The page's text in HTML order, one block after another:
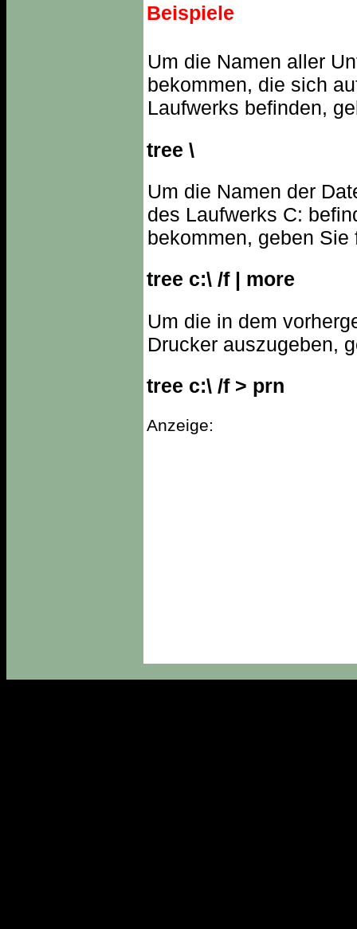
Beispiele
Um die Namen aller
bekommen, die sich
Laufwerks befinden,
tree \
Um die Namen der
des Laufwerks C:
bekommen, geben
tree c:\ /f | more
Um die in dem
Drucker auszugeben,
tree c:\ /f > prn
Anzeige: